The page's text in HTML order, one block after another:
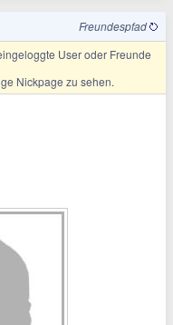
Freundespfad
User oder Freunde
Nickpage zu sehen.